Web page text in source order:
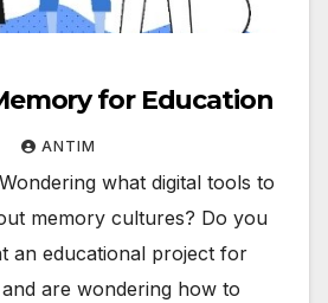
for Education
ANTIM
what digital tools to
memory cultures? Do you
an educational project for
are wondering how to